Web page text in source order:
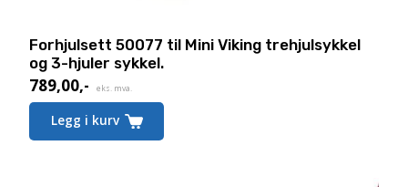
Forhjulsett 50077 til Mini Viking trehjulsykkel
og 3-hjuler sykkel.
789,00,- eks. mva.
Legg i kurv